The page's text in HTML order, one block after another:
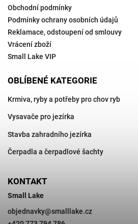
Obchodní podmínky
Podmínky ochrany osobních údajů
Reklamace, odstoupení od smlouvy
Vrácení zboží
Small Lake VIP
OBLÍBENÉ KATEGORIE
Krmiva, ryby a potřeby pro chov ryb
Vysavače pro jezírka
Stavba zahradního jezírka
Čerpadla a čerpadlové šachty
KONTAKT
Small Lake
objednavky@smalllake.cz